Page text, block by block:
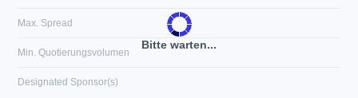
Bitte warten...
Max. Spread
Min. Quotierungsvolumen
Designated Sponsor(s)